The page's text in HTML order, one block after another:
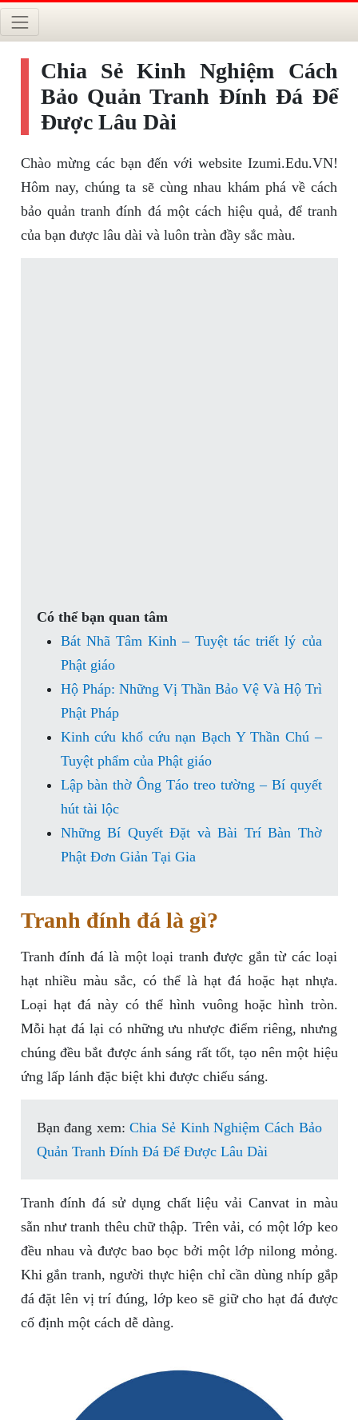
Chia Sẻ Kinh Nghiệm Cách
Bảo Quản Tranh Đính Đá Để
Được Lâu Dài
Chào mừng các bạn đến với website Izumi.Edu.VN!
Hôm nay, chúng ta sẽ cùng nhau khám phá về cách
bảo quản tranh đính đá một cách hiệu quả, để tranh
của bạn được lâu dài và luôn tràn đầy sắc màu.
Có thể bạn quan tâm
Bát Nhã Tâm Kinh – Tuyệt tác triết lý của
Phật giáo
Hộ Pháp: Những Vị Thần Bảo Vệ Và Hộ Trì
Phật Pháp
Kinh cứu khổ cứu nạn Bạch Y Thần Chú –
Tuyệt phẩm của Phật giáo
Lập bàn thờ Ông Táo treo tường – Bí quyết
hút tài lộc
Những Bí Quyết Đặt và Bài Trí Bàn Thờ
Phật Đơn Giản Tại Gia
Tranh đính đá là gì?
Tranh đính đá là một loại tranh được gắn từ các loại
hạt nhiều màu sắc, có thể là hạt đá hoặc hạt nhựa.
Loại hạt đá này có thể hình vuông hoặc hình tròn.
Mỗi hạt đá lại có những ưu nhược điểm riêng, nhưng
chúng đều bắt được ánh sáng rất tốt, tạo nên một hiệu
ứng lấp lánh đặc biệt khi được chiếu sáng.
Bạn đang xem:Chia Sẻ Kinh Nghiệm Cách Bảo
Quản Tranh Đính Đá Để Được Lâu Dài
Tranh đính đá sử dụng chất liệu vải Canvat in màu
sẵn như tranh thêu chữ thập. Trên vải, có một lớp keo
đều nhau và được bao bọc bởi một lớp nilong mỏng.
Khi gắn tranh, người thực hiện chỉ cần dùng nhíp gắp
đá đặt lên vị trí đúng, lớp keo sẽ giữ cho hạt đá được
cố định một cách dễ dàng.